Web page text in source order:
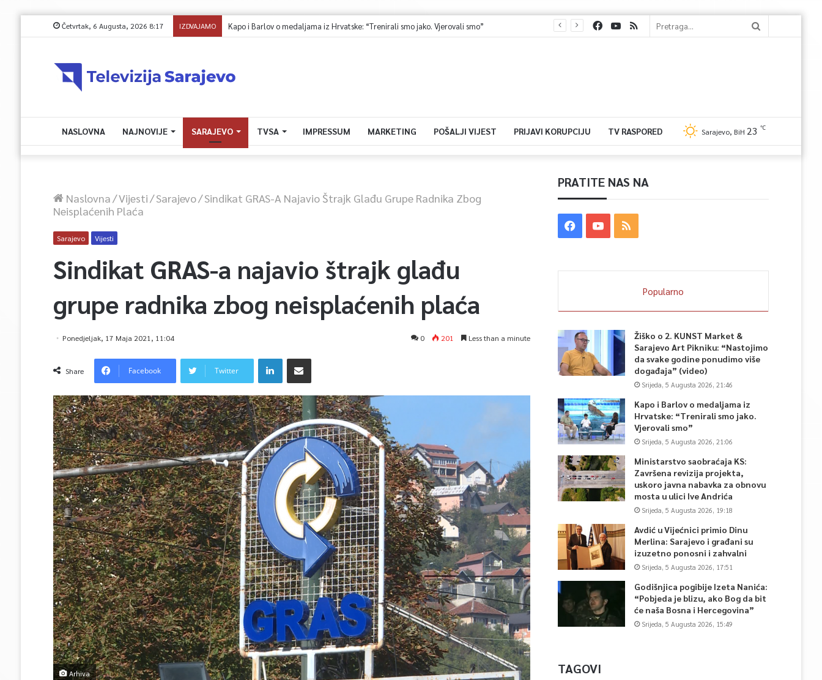
Četvrtak, 6 Augusta, 2026 8:17 IZDVAJAMO Kapo i Barlov o medaljama iz Hrvatske: “Trenirali smo jako. Vjerovali smo”
NASLOVNA NAJNOVIJE SARAJEVO TVSA IMPRESSUM MARKETING POŠALJI VIJEST PRIJAVI KORUPCIJU TV RASPORED Sarajevo, BiH 23 ℃
Naslovna/Vijesti/Sarajevo/Sindikat GRAS-A Najavio Štrajk Glađu Grupe Radnika Zbog
Neisplaćenih Plaća
Sarajevo Vijesti
Sindikat GRAS-a najavio štrajk glađu
grupe radnika zbog neisplaćenih plaća
Ponedjeljak, 17 Maja 2021, 11:04 0 201 Less than a minute
Share Facebook Twitter
Arhiva
PRATITE NAS NA
Popularno
Žiško o 2. KUNST Market &
Sarajevo Art Pikniku: “Nastojimo
da svake godine ponudimo više
događaja” (video)
Srijeda, 5 Augusta 2026, 21:46
Kapo i Barlov o medaljama iz
Hrvatske: “Trenirali smo jako.
Vjerovali smo”
Srijeda, 5 Augusta 2026, 21:06
Ministarstvo saobraćaja KS:
Završena revizija projekta,
uskoro javna nabavka za obnovu
mosta u ulici Ive Andrića
Srijeda, 5 Augusta 2026, 19:18
Avdić u Vijećnici primio Dinu
Merlina: Sarajevo i građani su
izuzetno ponosni i zahvalni
Srijeda, 5 Augusta 2026, 17:51
Godišnjica pogibije Izeta Nanića:
“Pobjeda je blizu, ako Bog da bit
će naša Bosna i Hercegovina”
Srijeda, 5 Augusta 2026, 15:49
TAGOVI